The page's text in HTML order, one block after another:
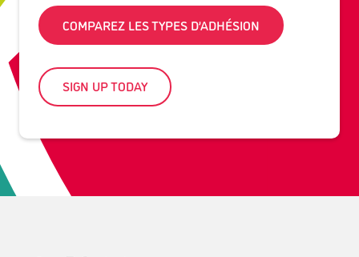
COMPAREZ LES TYPES D’ADHÉSION
SIGN UP TODAY